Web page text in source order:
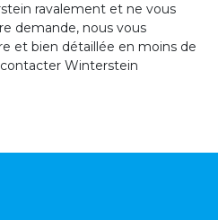
ravalement et ne vous
demande, nous vous
et bien détaillée en moins de
contacter Winterstein